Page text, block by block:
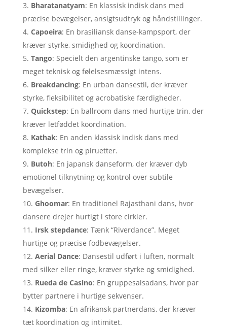
Bharatanatyam: En klassisk indisk dans med
præcise bevægelser, ansigtsudtryk og håndstillinger.
Capoeira: En brasiliansk danse-kampsport, der
kræver styrke, smidighed og koordination.
Tango: Specielt den argentinske tango, som er
meget teknisk og følelsesmæssigt intens.
Breakdancing: En urban dansestil, der kræver
styrke, fleksibilitet og acrobatiske færdigheder.
Quickstep: En ballroom dans med hurtige trin, der
kræver letføddet koordination.
Kathak: En anden klassisk indisk dans med
komplekse trin og piruetter.
Butoh: En japansk danseform, der kræver dyb
emotionel tilknytning og kontrol over subtile
bevægelser.
Ghoomar: En traditionel Rajasthani dans, hvor
dansere drejer hurtigt i store cirkler.
Irsk stepdance: Tænk “Riverdance”. Meget
hurtige og præcise fodbevægelser.
Aerial Dance: Dansestil udført i luften, normalt
med silker eller ringe, kræver styrke og smidighed.
Rueda de Casino: En gruppesalsadans, hvor par
bytter partnere i hurtige sekvenser.
Kizomba: En afrikansk partnerdans, der kræver
tæt koordination og intimitet.